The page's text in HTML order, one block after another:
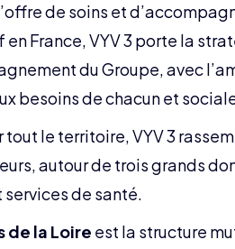
de soins et
en France, VYV 3 porte la
du Groupe, avec
besoins de chacun et
tout le territoire, VYV 3
autour de trois grands
de santé.
de la Loire est la structure